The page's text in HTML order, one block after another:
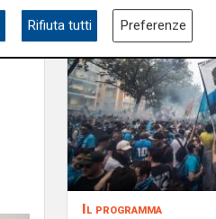
Il programma
Rifiuta tutti Preferenze